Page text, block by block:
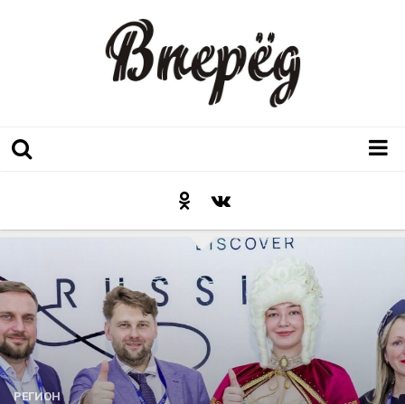
Факт
Неожиданный ракурс
Контакты
Люди родного края
РЕГИОН